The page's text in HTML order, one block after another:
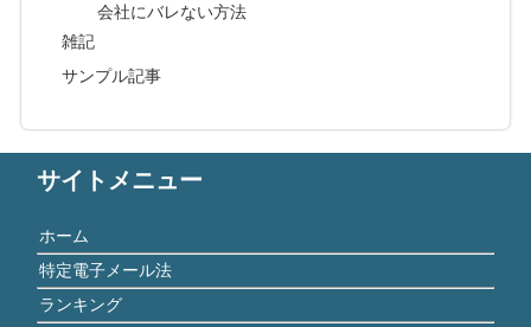
会社にバレない方法
雑記
サンプル記事
サイトメニュー
ホーム
特定電子メール法
ランキング